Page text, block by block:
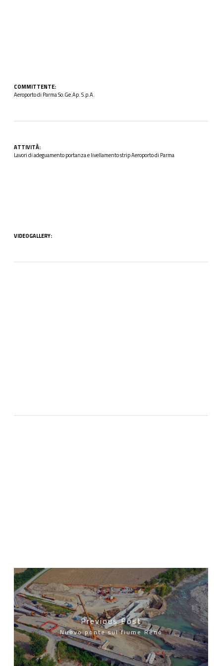
COMMITTENTE:
Aeroporto di Parma So.Ge.Ap. S.p.A.
ATTIVITÀ:
Lavori di adeguamento portanza e livellamento strip Aeroporto di Parma
VIDEOGALLERY:
Previous Post
Nuovo ponte sul fiume Reno